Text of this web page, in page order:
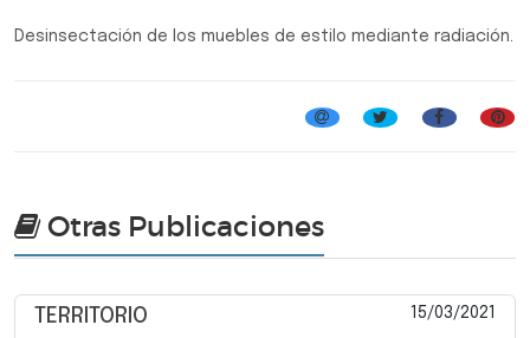
Desinsectación de los muebles de estilo mediante radiación.
Otras Publicaciones
TERRITORIO 15/03/2021